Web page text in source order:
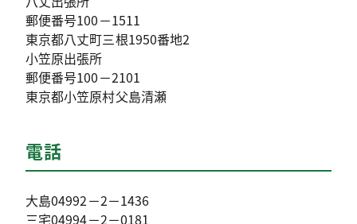
郵便番号100－1511
東京都八丈町三根1950番地2
小笠原出張所
郵便番号100－2101
東京都小笠原村父島清瀬
電話
大島04992－2－1436
三宅04994－2－0181